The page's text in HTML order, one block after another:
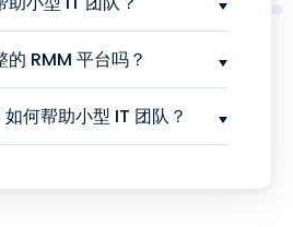
RMM 平台吗？
何帮助小型 IT 团队？